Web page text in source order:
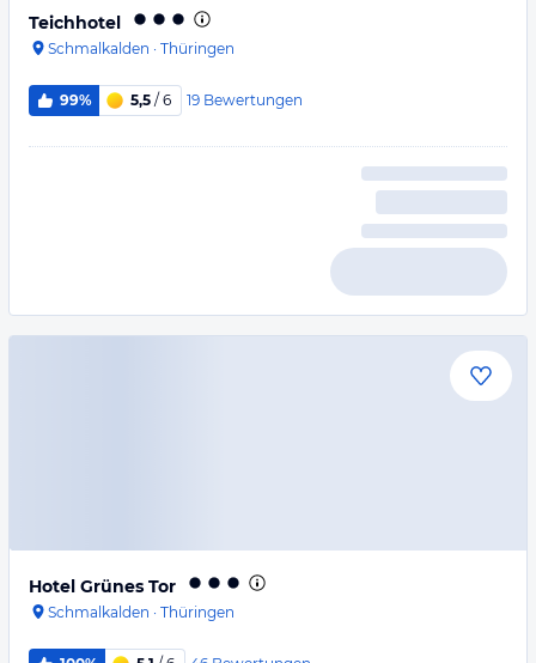
Teichhotel
Schmalkalden · Thüringen
99% 5,5 / 6 19 Bewertungen
Hotel Grünes Tor
Schmalkalden · Thüringen